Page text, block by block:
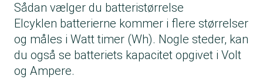
Sådan vælger du batteristørrelse
Elcyklen batterierne kommer i flere størrelser
og måles i Watt timer (Wh). Nogle steder, kan
du også se batteriets kapacitet opgivet i Volt
og Ampere.